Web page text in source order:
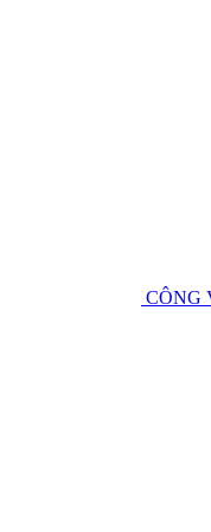
CÔNG